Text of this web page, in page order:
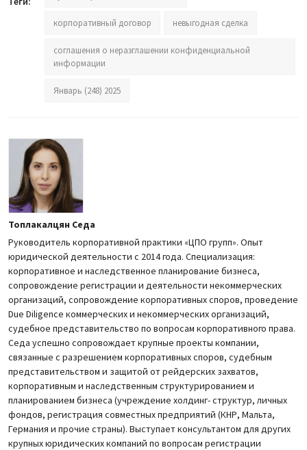
корпоративный договор невыгодная сделка
соглашения о неразглашении конфиденциальной
информации
Январь (248) 2025
Топлакалцян Седа
Руководитель корпоративной практики «ЦПО групп». Опыт
юридической деятельности с 2014 года. Специализация:
корпоративное и наследственное планирование бизнеса,
сопровождение регистрации и деятельности некоммерческих
организаций, сопровождение корпоративных споров, проведение
Due Diligence коммерческих и некоммерческих организаций,
судебное представительство по вопросам корпоративного права.
Седа успешно сопровождает крупные проекты компании,
связанные с разрешением корпоративных споров, судебным
представительством и защитой от рейдерских захватов,
корпоративным и наследственным структурированием и
планированием бизнеса (учреждение холдинг- структур, личных
фондов, регистрация совместных предприятий (КНР, Мальта,
Германия и прочие страны). Выступает консультантом для других
крупных юридических компаний по вопросам регистрации